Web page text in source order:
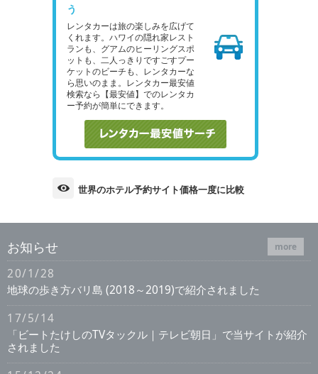
う
レンタカーは旅の楽しみを広げて
くれます。ハワイの隠れ家レスト
ランも、グアムのヒーリングスポ
ットも、二人っきりですごすプー
ケットのビーチも、レンタカーな
ら思いのまま。レンタカー最安値
検索なら【最安値】でのレンタカ
ー予約が簡単にできます。
世界のホテル予約サイト価格一度に比較
お知らせ more
20/1/28
地球の歩き方バリ島 (2018～2019)で紹介されました
17/5/14
「ビートたけしのTVタックル｜テレビ朝日」で当サイトが紹介
されました